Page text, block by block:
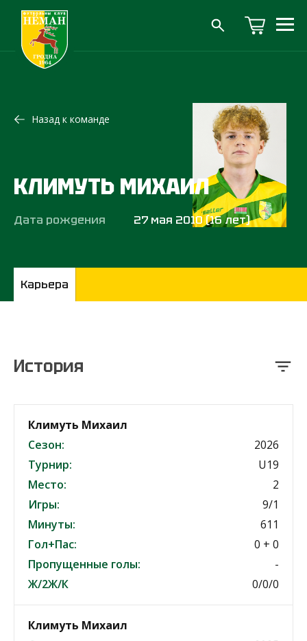
Назад к команде
КЛИМУТЬ МИХАИЛ
Дата рождения 27 мая 2010 (16 лет)
Карьера
История
Климуть Михаил
Сезон:
2026
Турнир:
U19
Место:
2
Игры:
9/1
Минуты:
611
Гол+Пас:
0 + 0
Пропущенные голы:
-
Ж/2Ж/К
0/0/0
Климуть Михаил